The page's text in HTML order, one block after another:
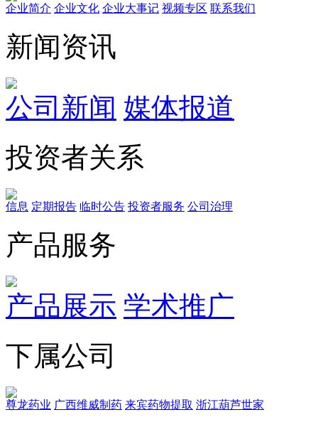
企业简介 企业文化 企业⼤事记 视频专区 联系我们
新闻资讯
公司新闻 媒体报道
投资者关系
信息 定期报告 临时公告 投资者服务 公司治理
产品服务
产品展示 学术推广
下属公司
尊龙药业 广西维威制药 来宾药物提取 浙江葫芦世家